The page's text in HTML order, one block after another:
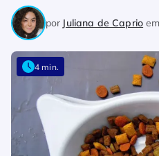
por Juliana de Caprio em
4 min.